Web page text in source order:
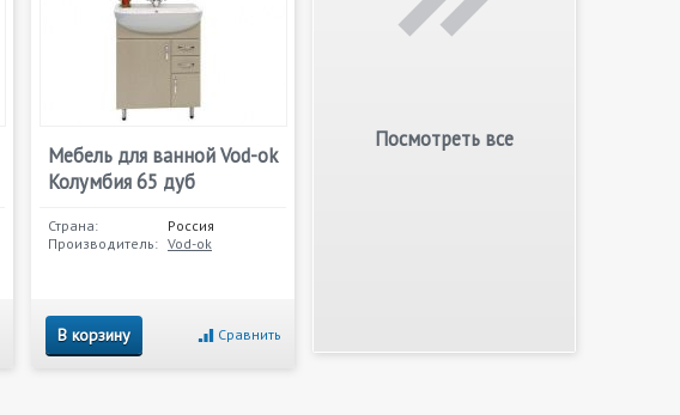
Мебель для ванной Vod-ok
Колумбия 65 дуб
Страна:
Россия
Производитель: Vod-ok
В корзину Сравнить
Посмотреть все